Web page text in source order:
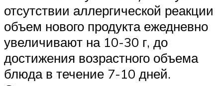
отсутствии аллергической реакции
объем нового продукта ежедневно
увеличивают на 10-30 г, до
достижения возрастного объема
блюда в течение 7-10 дней.